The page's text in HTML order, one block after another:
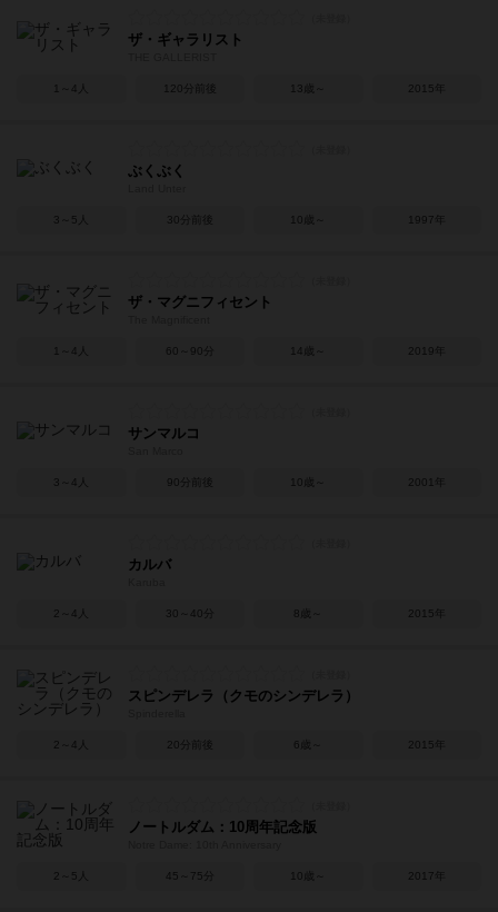
ザ・ギャラリスト
1～4人 120分前後 13歳～ 2015年
ぶくぶく
3～5人 30分前後 10歳～ 1997年
ザ・マグニフィセント
1～4人 60～90分 14歳～ 2019年
サンマルコ
3～4人 90分前後 10歳～ 2001年
カルバ
2～4人 30～40分 8歳～ 2015年
スピンデレラ（クモのシンデレラ）
2～4人 20分前後 6歳～ 2015年
ノートルダム：10周年記念版
2～5人 45～75分 10歳～ 2017年